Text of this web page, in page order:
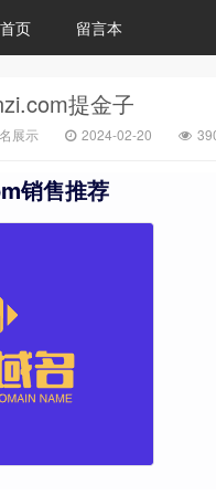
首页 留言本
提金子
展示 2024-02-20
销售推荐